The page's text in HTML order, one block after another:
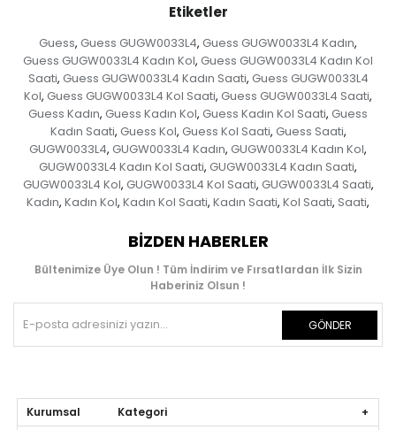
Etiketler
Guess, Guess GUGW0033L4, Guess GUGW0033L4 Kadın,
Guess GUGW0033L4 Kadın Kol, Guess GUGW0033L4 Kadın Kol
Saati, Guess GUGW0033L4 Kadın Saati, Guess GUGW0033L4
Kol, Guess GUGW0033L4 Kol Saati, Guess GUGW0033L4 Saati,
Guess Kadın, Guess Kadın Kol, Guess Kadın Kol Saati, Guess
Kadın Saati, Guess Kol, Guess Kol Saati, Guess Saati,
GUGW0033L4, GUGW0033L4 Kadın, GUGW0033L4 Kadın Kol,
GUGW0033L4 Kadın Kol Saati, GUGW0033L4 Kadın Saati,
GUGW0033L4 Kol, GUGW0033L4 Kol Saati, GUGW0033L4 Saati,
Kadın, Kadın Kol, Kadın Kol Saati, Kadın Saati, Kol Saati, Saati,
BIZDEN HABERLER
Bültenimize Üye Olun ! Tüm İndirim ve Fırsatlardan İlk Sizin
Haberiniz Olsun !
GÖNDER
Kurumsal Kategori